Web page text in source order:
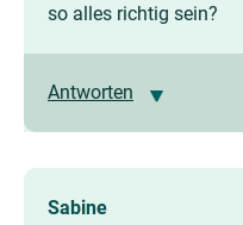
so alles richtig sein?
Antworten
Sabine